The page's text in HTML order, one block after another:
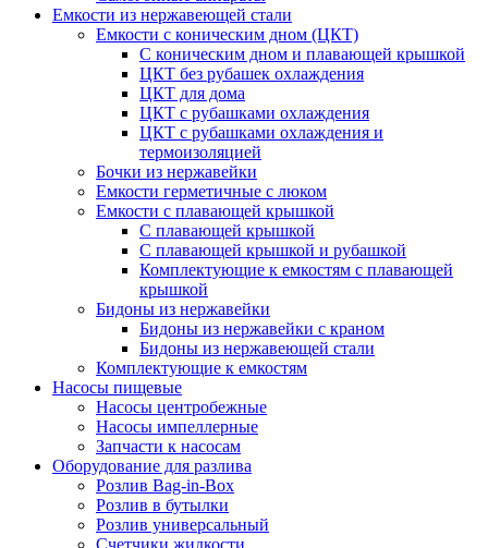
Емкости из нержавеющей стали
Емкости с коническим дном (ЦКТ)
С коническим дном и плавающей крышкой
ЦКТ без рубашек охлаждения
ЦКТ для дома
ЦКТ с рубашками охлаждения
ЦКТ с рубашками охлаждения и
термоизоляцией
Бочки из нержавейки
Емкости герметичные с люком
Емкости с плавающей крышкой
С плавающей крышкой
С плавающей крышкой и рубашкой
Комплектующие к емкостям с плавающей
крышкой
Бидоны из нержавейки
Бидоны из нержавейки с краном
Бидоны из нержавеющей стали
Комплектующие к емкостям
Насосы пищевые
Насосы центробежные
Насосы импеллерные
Запчасти к насосам
Оборудование для разлива
Розлив Bag-in-Box
Розлив в бутылки
Розлив универсальный
Счетчики жидкости